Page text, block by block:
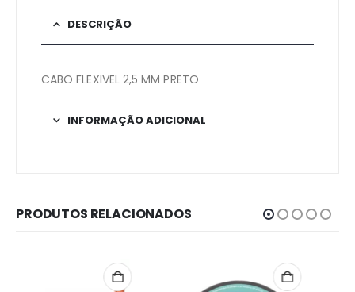
DESCRIÇÃO
CABO FLEXIVEL 2,5 MM PRETO
INFORMAÇÃO ADICIONAL
PRODUTOS RELACIONADOS